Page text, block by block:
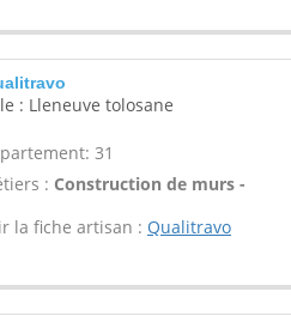
: Lleneuve tolosane
31
: Construction de murs -
la fiche artisan : Qualitravo